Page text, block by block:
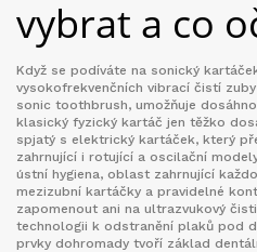
vybrat a co
Když se podíváte na sonický
vysokofrekvenčních vibrací čistí
sonic toothbrush, umožňuje
klasický fyzický kartáč jen těžko
spjatý s elektrický kartáček, který
zahrnující i rotující a oscilační
ústní hygiena, oblast zahrnující
mezizubní kartáčky a pravidelné
zapomenout ani na ultrazvukový
technologii k odstranění plaků pod
prvky dohromady tvoří základ